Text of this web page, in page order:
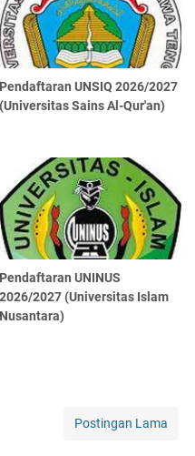
Pendaftaran UNSIQ 2026/2027
(Universitas Sains Al-Qur'an)
Pendaftaran UNINUS
2026/2027 (Universitas Islam
Nusantara)
Postingan Lama